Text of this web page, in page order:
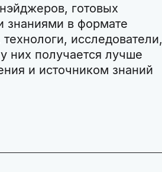
готовых
знаниями в формате
исследователи,
них получается лучше
и источником знаний